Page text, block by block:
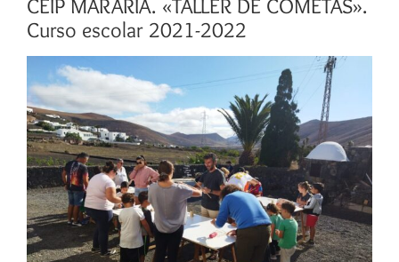
CEIP MARARÍA. «TALLER DE COMETAS».
Curso escolar 2021-2022
imagen
más
grande